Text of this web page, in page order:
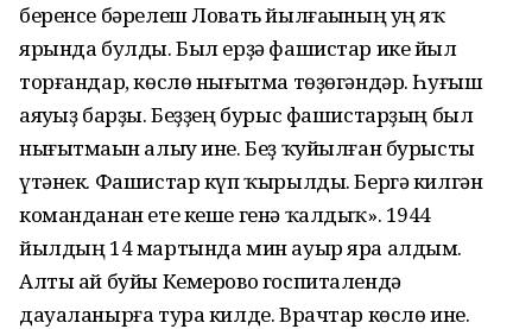
беренсе бәрелеш Ловать йылғаһының уң яҡ
ярында булды. Был ерҙә фашистар ике йыл
торғандар, көслө нығытма төҙөгәндәр. Һуғыш
аяуһыҙ барҙы. Беҙҙең бурыс фашистарҙың был
нығытмаһын алыу ине. Беҙ ҡуйылған бурысты
үтәнек. Фашистар күп ҡырылды. Бергә килгән
команданан ете кеше генә ҡалдыҡ». 1944
йылдың 14 мартында мин ауыр яра алдым.
Алты ай буйы Кемерово госпиталендә
дауаланырға тура килде. Врачтар көслө ине.